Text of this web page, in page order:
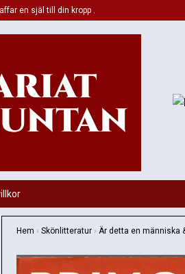
en själ till din kropp .
Hem › Skönlitteratur › Är detta en människa